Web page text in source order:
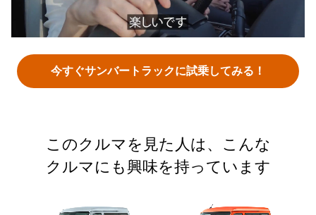
Video
今すぐサンバートラックに試乗してみる！
このクルマを見た人は、こんな
クルマにも興味を持っています